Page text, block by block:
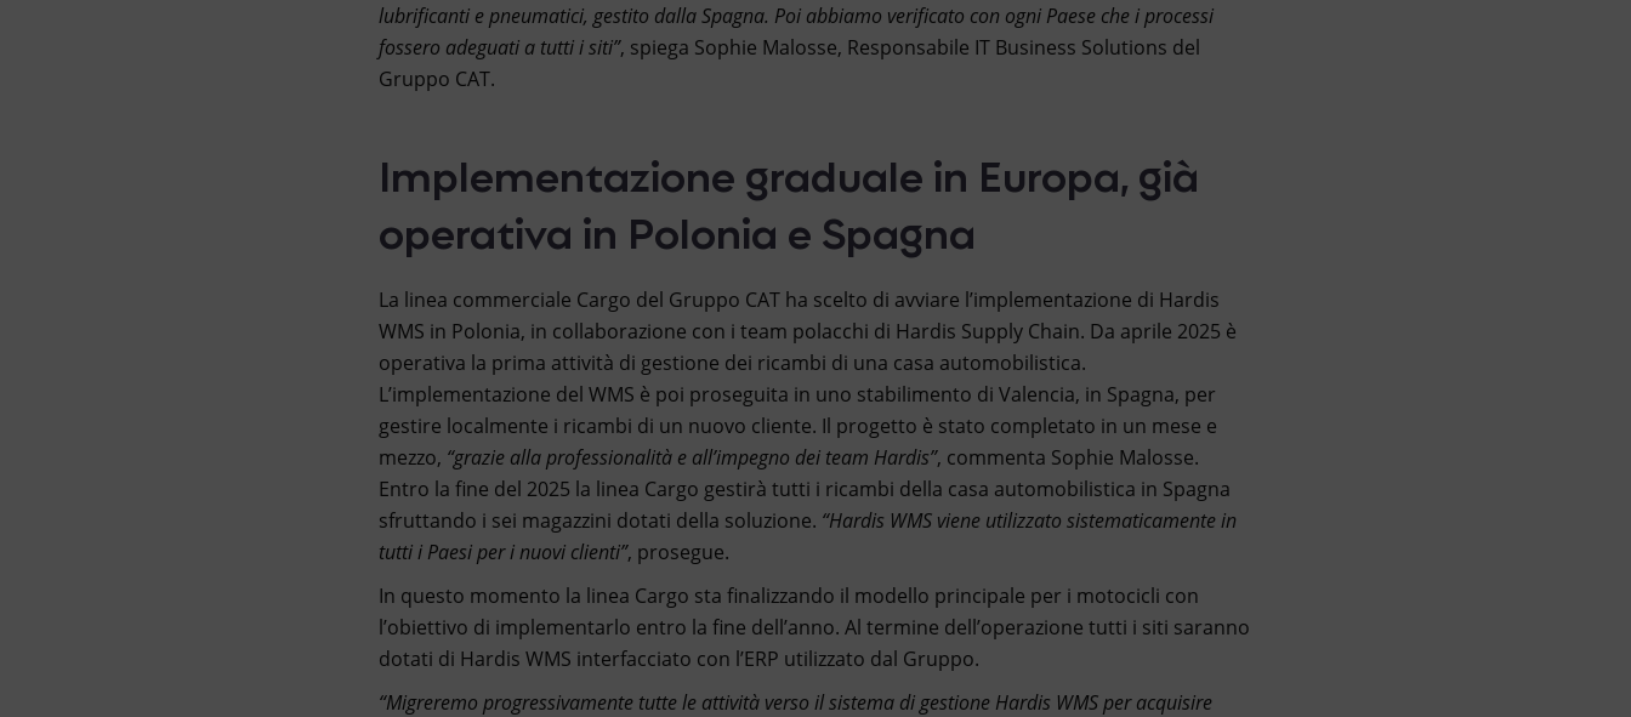
lubrificanti e pneumatici, gestito dalla Spagna. Poi abbiamo verificato con ogni Paese che i processi
fossero adeguati a tutti i siti”, spiega Sophie Malosse, Responsabile IT Business Solutions del
Gruppo CAT.
Implementazione graduale in Europa, già
operativa in Polonia e Spagna
La linea commerciale Cargo del Gruppo CAT ha scelto di avviare l’implementazione di Hardis
WMS in Polonia, in collaborazione con i team polacchi di Hardis Supply Chain. Da aprile 2025 è
operativa la prima attività di gestione dei ricambi di una casa automobilistica.
L’implementazione del WMS è poi proseguita in uno stabilimento di Valencia, in Spagna, per
gestire localmente i ricambi di un nuovo cliente. Il progetto è stato completato in un mese e
mezzo, “grazie alla professionalità e all’impegno dei team Hardis”, commenta Sophie Malosse.
Entro la fine del 2025 la linea Cargo gestirà tutti i ricambi della casa automobilistica in Spagna
sfruttando i sei magazzini dotati della soluzione. “Hardis WMS viene utilizzato sistematicamente in
tutti i Paesi per i nuovi clienti”, prosegue.
In questo momento la linea Cargo sta finalizzando il modello principale per i motocicli con
l’obiettivo di implementarlo entro la fine dell’anno. Al termine dell’operazione tutti i siti saranno
dotati di Hardis WMS interfacciato con l’ERP utilizzato dal Gruppo.
“Migreremo progressivamente tutte le attività verso il sistema di gestione Hardis WMS per acquisire